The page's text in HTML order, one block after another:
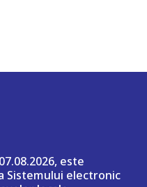
este
Sistemului electronic